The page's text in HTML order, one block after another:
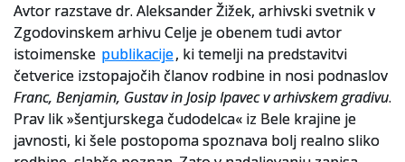
Avtor razstave dr. Aleksander Žižek, arhivski svetnik v
Zgodovinskem arhivu Celje je obenem tudi avtor
istoimenske publikacije, ki temelji na predstavitvi
četverice izstopajočih članov rodbine in nosi podnaslov
Franc, Benjamin, Gustav in Josip Ipavec v arhivskem gradivu.
Prav lik »šentjurskega čudodelca« iz Bele krajine je
javnosti, ki šele postopoma spoznava bolj realno sliko